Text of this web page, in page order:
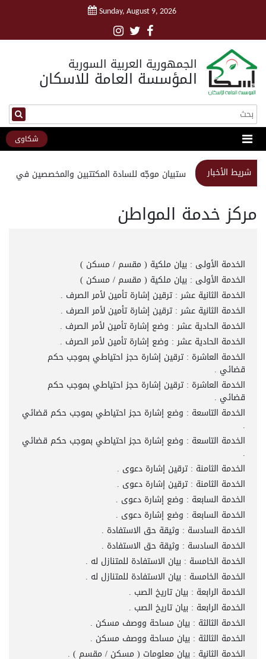
Sunday, August 9, 2026
الجمهورية العربية السورية
المؤسسة العامة للاسكان
شكاوى
شريط الأخبار استبيان موجّه للسادة المكتتبين والمخصصين في
مركز خدمة المواطن
الخدمة الأولى : بيان ملكية ( مقسم / مسكن )
الخدمة الأولى : بيان ملكية ( مقسم / مسكن )
الخدمة الثانية عشر : ترقين إشارة تأمين لأمر الصرف .
الخدمة الثانية عشر : ترقين إشارة تأمين لأمر الصرف .
الخدمة الحادية عشر : وضع إشارة تأمين لأمر الصرف .
الخدمة الحادية عشر : وضع إشارة تأمين لأمر الصرف .
الخدمة العاشرة : ترقين إشارة حجز احتياطي بموجب حكم
قضائي .
الخدمة العاشرة : ترقين إشارة حجز احتياطي بموجب حكم
قضائي .
الخدمة التاسعة : وضع إشارة حجز احتياطي بموجب حكم قضائي
.
الخدمة التاسعة : وضع إشارة حجز احتياطي بموجب حكم قضائي
.
الخدمة الثامنة : ترقين إشارة دعوى .
الخدمة الثامنة : ترقين إشارة دعوى .
الخدمة السابعة : وضع إشارة دعوى .
الخدمة السابعة : وضع إشارة دعوى .
الخدمة السادسة : وثيقة حق الاستفادة .
الخدمة السادسة : وثيقة حق الاستفادة .
الخدمة الخامسة : بيان الاستفادة للمتنازل له .
الخدمة الخامسة : بيان الاستفادة للمتنازل له .
الخدمة الرابعة : بيان تاريخ الصب .
الخدمة الرابعة : بيان تاريخ الصب .
الخدمة الثالثة : بيان مساحة ووصف مسكن .
الخدمة الثالثة : بيان مساحة ووصف مسكن .
الخدمة الثانية : بيان معلومات ( مسكن / مقسم ) .